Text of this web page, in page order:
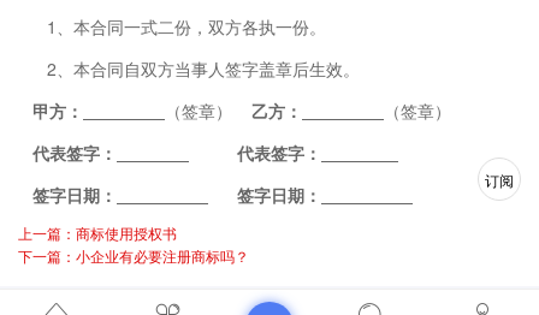
1、本合同一式二份，双方各执一份。
2、本合同自双方当事人签字盖章后生效。
甲方：
（签章） 乙方：
（签章）
代表签字：
代表签字：
签字日期：
签字日期：
上一篇：商标使用授权书
下一篇：小企业有必要注册商标吗？
订阅